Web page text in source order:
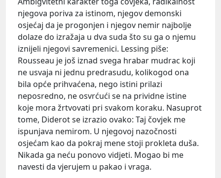
njegova poriva za istinom, njegov demonski
osjećaj da je progonjen i njegov nemir najbolje
dolaze do izražaja u dva suda što su ga o njemu
iznijeli njegovi savremenici. Lessing piše:
Rousseau je još iznad svega hrabar mudrac koji
ne usvaja ni jednu predrasudu, kolikogod ona
bila opće prihvaćena, nego istini prilazi
neposredno, ne osvrćući se na prividne istine
koje mora žrtvovati pri svakom koraku. Nasuprot
tome, Diderot se izrazio ovako: Taj čovjek me
ispunjava nemirom. U njegovoj nazočnosti
osjećam kao da pokraj mene stoji prokleta duša.
Nikada ga neću ponovo vidjeti. Mogao bi me
navesti da vjerujem u pakao i vraga.